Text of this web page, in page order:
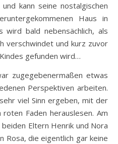
kann seine nostalgischen
Haus in
wird bald nebensächlich, als
verschwindet und kurz zuvor
gefunden wird…
zugegebenermaßen etwas
Perspektiven arbeiten.
viel Sinn ergeben, mit der
Faden herauslesen. Am
Eltern Henrik und Nora
die eigentlich gar keine